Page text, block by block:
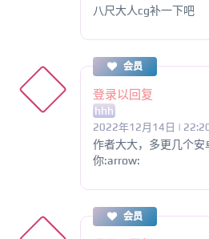
八尺大人cg补一下吧
会员
登录以回复
hhh
2022年12月14日 |
作者大大，多更几个安
你:arrow:
会员